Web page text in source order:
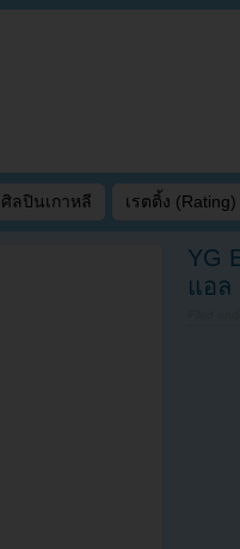
ลปินเกาหลี เรตติ้ง
YG
แอล